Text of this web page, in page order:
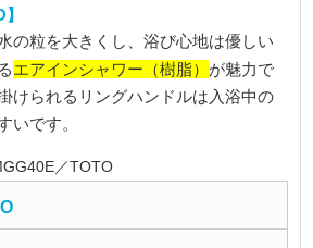
の粒を大きくし、浴び心地は優しい
エアインシャワー（樹脂） が魅力で
けられるリングハンドルは入浴中の
いです。